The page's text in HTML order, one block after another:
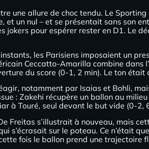
une allure de choc tendu. Le
un nul – et se présentait sans son
jokers pour espérer rester en D1. Le
les Parisiens imposaient un
Ceccatto-Amarilla combine dans
du score (0-1, 2 min). Le ton était
notamment par Isaias et Bohli,
: Zakehi récupère un ballon au
à Touré, seul devant le but vide (0-2,
Freitas s’illustrait à nouveau, mais
s’écrasait sur le poteau. Ce n’était
fois le ballon prend une